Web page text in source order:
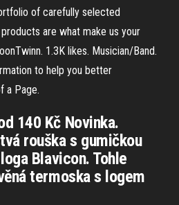
of carefully selected
are what make us your
1.3K likes. Musician/Band.
to help you better
a Page.
140 Kč Novinka.
rouška s gumičkou
Blavicon. Tohle
termoska s logem